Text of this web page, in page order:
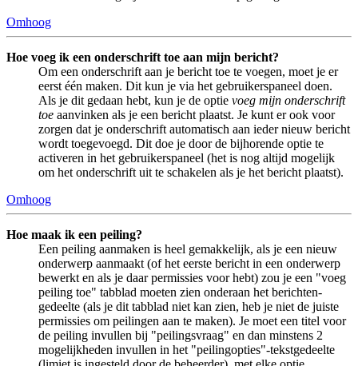
Omhoog
Hoe voeg ik een onderschrift toe aan mijn bericht?
Om een onderschrift aan je bericht toe te voegen, moet je er
eerst één maken. Dit kun je via het gebruikerspaneel doen.
Als je dit gedaan hebt, kun je de optie voeg mijn onderschrift
toe aanvinken als je een bericht plaatst. Je kunt er ook voor
zorgen dat je onderschrift automatisch aan ieder nieuw bericht
wordt toegevoegd. Dit doe je door de bijhorende optie te
activeren in het gebruikerspaneel (het is nog altijd mogelijk
om het onderschrift uit te schakelen als je het bericht plaatst).
Omhoog
Hoe maak ik een peiling?
Een peiling aanmaken is heel gemakkelijk, als je een nieuw
onderwerp aanmaakt (of het eerste bericht in een onderwerp
bewerkt en als je daar permissies voor hebt) zou je een "voeg
peiling toe" tabblad moeten zien onderaan het berichten-
gedeelte (als je dit tabblad niet kan zien, heb je niet de juiste
permissies om peilingen aan te maken). Je moet een titel voor
de peiling invullen bij "peilingsvraag" en dan minstens 2
mogelijkheden invullen in het "peilingopties"-tekstgedeelte